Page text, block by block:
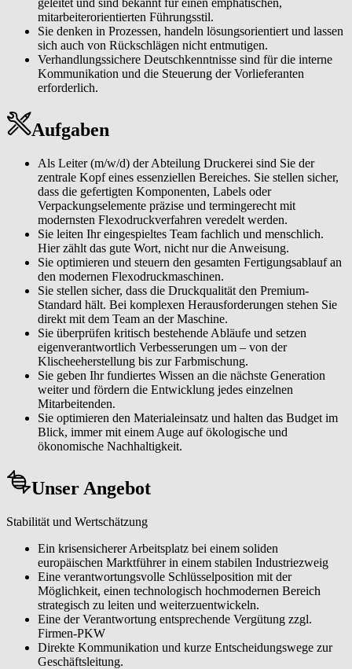
geleitet und sind bekannt für einen emphatischen,
mitarbeiterorientierten Führungsstil.
Sie denken in Prozessen, handeln lösungsorientiert und lassen
sich auch von Rückschlägen nicht entmutigen.
Verhandlungssichere Deutschkenntnisse sind für die interne
Kommunikation und die Steuerung der Vorlieferanten
erforderlich.
Aufgaben
Als Leiter (m/w/d) der Abteilung Druckerei sind Sie der
zentrale Kopf eines essenziellen Bereiches. Sie stellen sicher,
dass die gefertigten Komponenten, Labels oder
Verpackungselemente präzise und termingerecht mit
modernsten Flexodruckverfahren veredelt werden.
Sie leiten Ihr eingespieltes Team fachlich und menschlich.
Hier zählt das gute Wort, nicht nur die Anweisung.
Sie optimieren und steuern den gesamten Fertigungsablauf an
den modernen Flexodruckmaschinen.
Sie stellen sicher, dass die Druckqualität den Premium-
Standard hält. Bei komplexen Herausforderungen stehen Sie
direkt mit dem Team an der Maschine.
Sie überprüfen kritisch bestehende Abläufe und setzen
eigenverantwortlich Verbesserungen um – von der
Klischeeherstellung bis zur Farbmischung.
Sie geben Ihr fundiertes Wissen an die nächste Generation
weiter und fördern die Entwicklung jedes einzelnen
Mitarbeitenden.
Sie optimieren den Materialeinsatz und halten das Budget im
Blick, immer mit einem Auge auf ökologische und
ökonomische Nachhaltigkeit.
Unser Angebot
Stabilität und Wertschätzung
Ein krisensicherer Arbeitsplatz bei einem soliden
europäischen Marktführer in einem stabilen Industriezweig
Eine verantwortungsvolle Schlüsselposition mit der
Möglichkeit, einen technologisch hochmodernen Bereich
strategisch zu leiten und weiterzuentwickeln.
Eine der Verantwortung entsprechende Vergütung zzgl.
Firmen-PKW
Direkte Kommunikation und kurze Entscheidungswege zur
Geschäftsleitung.